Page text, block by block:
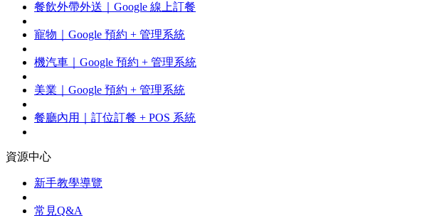
餐飲外帶外送｜Google 線上訂餐
寵物｜Google 預約 + 管理系統
機汽車｜Google 預約 + 管理系統
美業｜Google 預約 + 管理系統
餐廳內用｜訂位訂餐 + POS 系統
資源中心
新手教學導覽
常見Q&A